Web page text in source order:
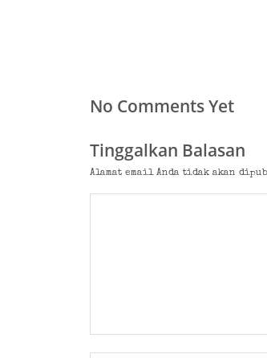
No Comments Yet
Tinggalkan Balasan
Alamat email Anda tidak akan